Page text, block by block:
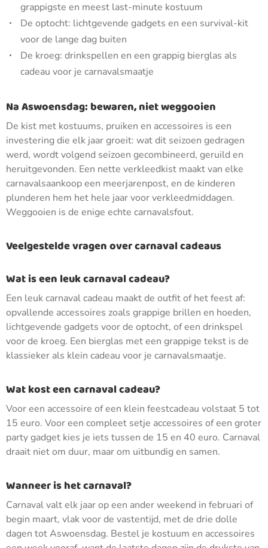
grappigste en meest last-minute kostuum
De optocht: lichtgevende gadgets en een survival-kit
voor de lange dag buiten
De kroeg: drinkspellen en een grappig bierglas als
cadeau voor je carnavalsmaatje
Na Aswoensdag: bewaren, niet weggooien
De kist met kostuums, pruiken en accessoires is een
investering die elk jaar groeit: wat dit seizoen gedragen
werd, wordt volgend seizoen gecombineerd, geruild en
heruitgevonden. Een nette verkleedkist maakt van elke
carnavalsaankoop een meerjarenpost, en de kinderen
plunderen hem het hele jaar voor verkleedmiddagen.
Weggooien is de enige echte carnavalsfout.
Veelgestelde vragen over carnaval cadeaus
Wat is een leuk carnaval cadeau?
Een leuk carnaval cadeau maakt de outfit of het feest af:
opvallende accessoires zoals grappige brillen en hoeden,
lichtgevende gadgets voor de optocht, of een drinkspel
voor de kroeg. Een bierglas met een grappige tekst is de
klassieker als klein cadeau voor je carnavalsmaatje.
Wat kost een carnaval cadeau?
Voor een accessoire of een klein feestcadeau volstaat 5 tot
15 euro. Voor een compleet setje accessoires of een groter
party gadget kies je iets tussen de 15 en 40 euro. Carnaval
draait niet om duur, maar om uitbundig en samen.
Wanneer is het carnaval?
Carnaval valt elk jaar op een ander weekend in februari of
begin maart, vlak voor de vastentijd, met de drie dolle
dagen tot Aswoensdag. Bestel je kostuum en accessoires